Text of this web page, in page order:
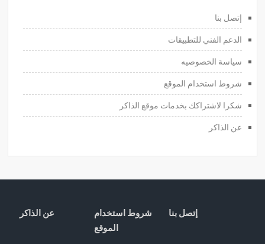
إتصل بنا
الدعم الفني للتطبيقات
سياسة الخصوصيه
شروط استخدام الموقع
شكرا لاشتراكك بخدمات موقع الذاكر
عن الذاكر
إتصل بنا
شروط استخدام
الموقع
عن الذاكر